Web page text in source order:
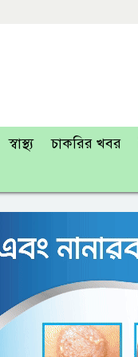
স্বাস্থ্য চাকরির খবর